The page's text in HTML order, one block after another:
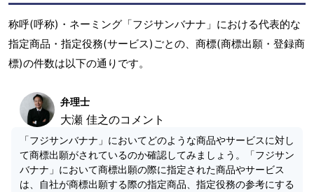
称呼(呼称)・ネーミング「フジサンバナナ」における代表的な
指定商品・指定役務(サービス)ごとの、商標(商標出願・登録商
標)の件数は以下の通りです。
弁理士
大瀬 佳之のコメント
「フジサンバナナ」においてどのような商品やサービスに対し
て商標出願がされているのか確認してみましょう。「フジサン
バナナ」において商標出願の際に指定された商品やサービス
は、自社が商標出願する際の指定商品、指定役務の参考にする